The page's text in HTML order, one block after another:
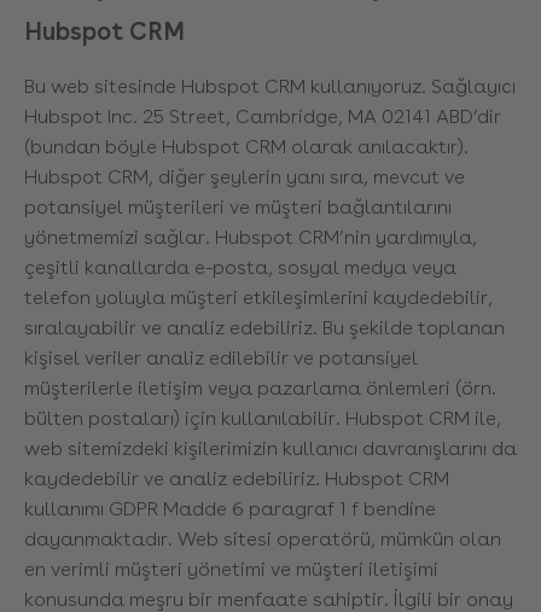
Hubspot CRM
Bu web sitesinde Hubspot CRM kullanıyoruz. Sağlayıcı
Hubspot Inc. 25 Street, Cambridge, MA 02141 ABD’dir
(bundan böyle Hubspot CRM olarak anılacaktır).
Hubspot CRM, diğer şeylerin yanı sıra, mevcut ve
potansiyel müşterileri ve müşteri bağlantılarını
yönetmemizi sağlar. Hubspot CRM’nin yardımıyla,
çeşitli kanallarda e-posta, sosyal medya veya
telefon yoluyla müşteri etkileşimlerini kaydedebilir,
sıralayabilir ve analiz edebiliriz. Bu şekilde toplanan
kişisel veriler analiz edilebilir ve potansiyel
müşterilerle iletişim veya pazarlama önlemleri (örn.
bülten postaları) için kullanılabilir. Hubspot CRM ile,
web sitemizdeki kişilerimizin kullanıcı davranışlarını da
kaydedebilir ve analiz edebiliriz. Hubspot CRM
kullanımı GDPR Madde 6 paragraf 1 f bendine
dayanmaktadır. Web sitesi operatörü, mümkün olan
en verimli müşteri yönetimi ve müşteri iletişimi
konusunda meşru bir menfaate sahiptir. İlgili bir onay